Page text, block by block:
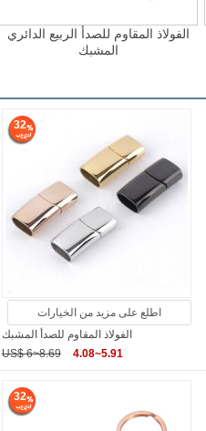
الفولاذ المقاوم للصدأ الربيع الدائري
المشبك
32
اطلع على مزيد من الخيارات
الفولاذ المقاوم للصدأ المشبك
US$ 6~8.69
4.08~5.91
32